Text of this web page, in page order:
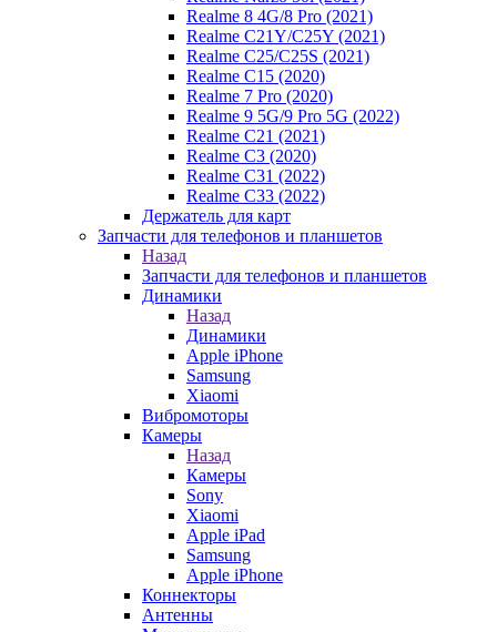
Realme 8 4G/8 Pro (2021)
Realme C21Y/C25Y (2021)
Realme C25/C25S (2021)
Realme C15 (2020)
Realme 7 Pro (2020)
Realme 9 5G/9 Pro 5G (2022)
Realme C21 (2021)
Realme C3 (2020)
Realme C31 (2022)
Realme C33 (2022)
Держатель для карт
Запчасти для телефонов и планшетов
Назад
Запчасти для телефонов и планшетов
Динамики
Назад
Динамики
Apple iPhone
Samsung
Xiaomi
Вибромоторы
Камеры
Назад
Камеры
Sony
Xiaomi
Apple iPad
Samsung
Apple iPhone
Коннекторы
Антенны